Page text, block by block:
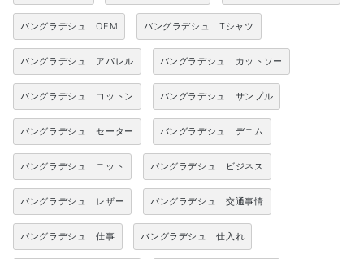
バングラデシュ OEM バングラデシュ Tシャツ
バングラデシュ アパレル バングラデシュ カットソー
バングラデシュ コットン バングラデシュ サンプル
バングラデシュ セーター バングラデシュ デニム
バングラデシュ ニット バングラデシュ ビジネス
バングラデシュ レザー バングラデシュ 交通事情
バングラデシュ 仕事 バングラデシュ 仕入れ